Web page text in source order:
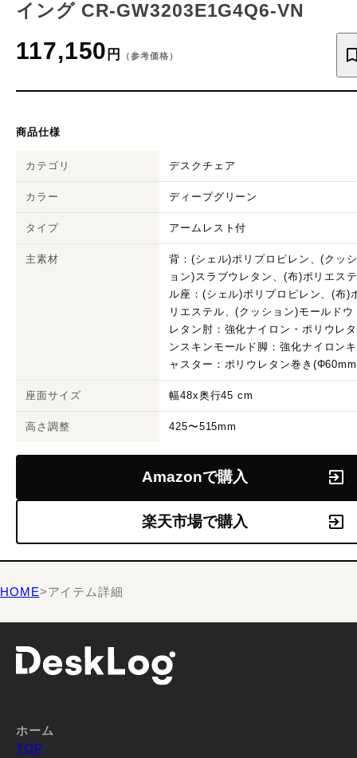
イング CR-GW3203E1G4Q6-VN
117,150 円 （参考価格）
商品仕様
カテゴリ デスクチェア
カラー ディープグリーン
タイプ アームレスト付
主素材
背：(シェル)ポリプロピレン、(クッ
ョン)スラブウレタン、(布)ポリエス
ル座：(シェル)ポリプロピレン、(布)
リエステル、(クッション)モールドウ
レタン肘：強化ナイロン・ポリウレタ
ンスキンモールド脚：強化ナイロンキ
ャスター：ポリウレタン巻き
座面サイズ 幅48x奥行45 cm
高さ調整 425〜515mm
Amazonで購入
楽天市場で購入
HOME>アイテム詳細
ホーム
TOP